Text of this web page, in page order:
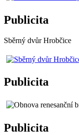
Publicita
Sběrný dvůr Hrobčice
Publicita
Publicita